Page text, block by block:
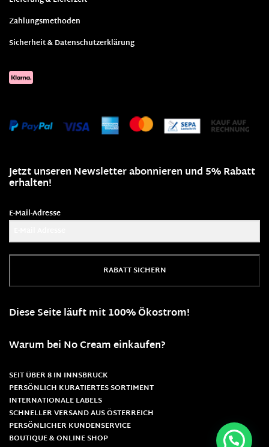
Zahlungsmethoden
Sicherheit & Datenschutzerklärung
Jetzt unseren Newsletter abonnieren und 5% Rabatt
erhalten!
E-Mail-Adresse
RABATT SICHERN
Diese Seite läuft mit 100% Ökostrom!
Warum bei No Cream einkaufen?
SEIT ÜBER 8 IN INNSBRUCK
PERSÖNLICH KURATIERTES SORTIMENT
INTERNATIONALE LABELS
SCHNELLER VERSAND AUS ÖSTERREICH
PERSÖNLICHER KUNDENSERVICE
BOUTIQUE & ONLINE SHOP